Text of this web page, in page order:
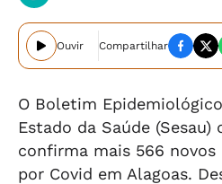
Ouvir Compartilhar
O Boletim
Estado da Saúde (Sesau)
confirma mais 566 novos
por Covid em Alagoas.